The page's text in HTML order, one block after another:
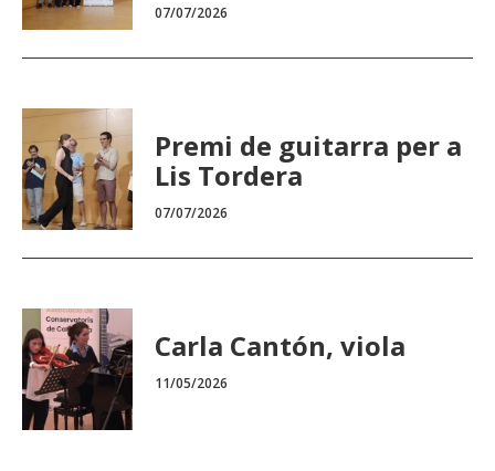
07/07/2026
Premi de guitarra per a
Lis Tordera
07/07/2026
Carla Cantón, viola
11/05/2026